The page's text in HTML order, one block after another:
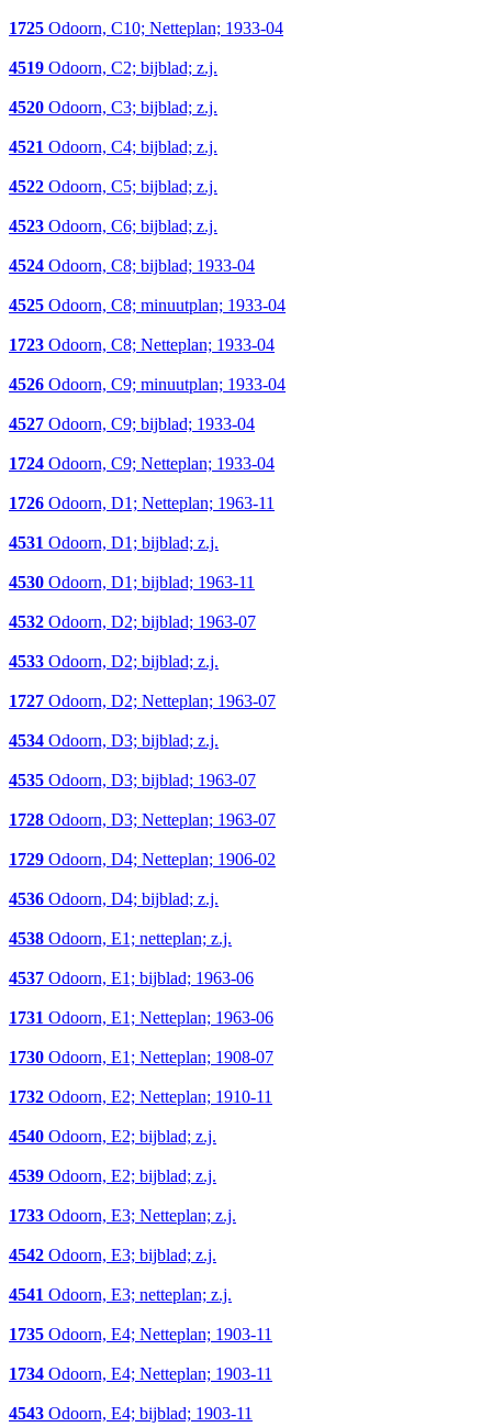
1725 Odoorn, C10; Netteplan; 1933-04
4519 Odoorn, C2; bijblad; z.j.
4520 Odoorn, C3; bijblad; z.j.
4521 Odoorn, C4; bijblad; z.j.
4522 Odoorn, C5; bijblad; z.j.
4523 Odoorn, C6; bijblad; z.j.
4524 Odoorn, C8; bijblad; 1933-04
4525 Odoorn, C8; minuutplan; 1933-04
1723 Odoorn, C8; Netteplan; 1933-04
4526 Odoorn, C9; minuutplan; 1933-04
4527 Odoorn, C9; bijblad; 1933-04
1724 Odoorn, C9; Netteplan; 1933-04
1726 Odoorn, D1; Netteplan; 1963-11
4531 Odoorn, D1; bijblad; z.j.
4530 Odoorn, D1; bijblad; 1963-11
4532 Odoorn, D2; bijblad; 1963-07
4533 Odoorn, D2; bijblad; z.j.
1727 Odoorn, D2; Netteplan; 1963-07
4534 Odoorn, D3; bijblad; z.j.
4535 Odoorn, D3; bijblad; 1963-07
1728 Odoorn, D3; Netteplan; 1963-07
1729 Odoorn, D4; Netteplan; 1906-02
4536 Odoorn, D4; bijblad; z.j.
4538 Odoorn, E1; netteplan; z.j.
4537 Odoorn, E1; bijblad; 1963-06
1731 Odoorn, E1; Netteplan; 1963-06
1730 Odoorn, E1; Netteplan; 1908-07
1732 Odoorn, E2; Netteplan; 1910-11
4540 Odoorn, E2; bijblad; z.j.
4539 Odoorn, E2; bijblad; z.j.
1733 Odoorn, E3; Netteplan; z.j.
4542 Odoorn, E3; bijblad; z.j.
4541 Odoorn, E3; netteplan; z.j.
1735 Odoorn, E4; Netteplan; 1903-11
1734 Odoorn, E4; Netteplan; 1903-11
4543 Odoorn, E4; bijblad; 1903-11